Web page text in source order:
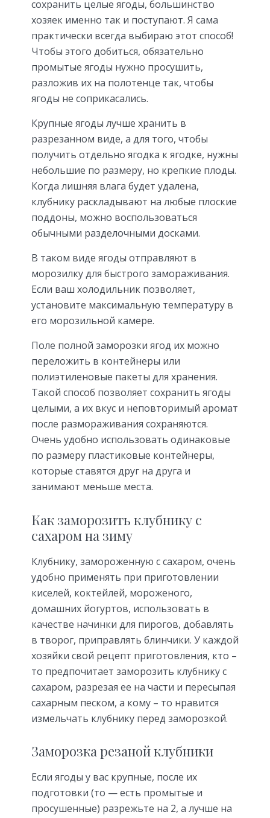
сохранить целые ягоды, большинство
хозяек именно так и поступают. Я сама
практически всегда выбираю этот способ!
Чтобы этого добиться, обязательно
промытые ягоды нужно просушить,
разложив их на полотенце так, чтобы
ягоды не соприкасались.
Крупные ягоды лучше хранить в
разрезанном виде, а для того, чтобы
получить отдельно ягодка к ягодке, нужны
небольшие по размеру, но крепкие плоды.
Когда лишняя влага будет удалена,
клубнику раскладывают на любые плоские
поддоны, можно воспользоваться
обычными разделочными досками.
В таком виде ягоды отправляют в
морозилку для быстрого замораживания.
Если ваш холодильник позволяет,
установите максимальную температуру в
его морозильной камере.
Поле полной заморозки ягод их можно
переложить в контейнеры или
полиэтиленовые пакеты для хранения.
Такой способ позволяет сохранить ягоды
целыми, а их вкус и неповторимый аромат
после размораживания сохраняются.
Очень удобно использовать одинаковые
по размеру пластиковые контейнеры,
которые ставятся друг на друга и
занимают меньше места.
Как заморозить клубнику с
сахаром на зиму
Клубнику, замороженную с сахаром, очень
удобно применять при приготовлении
киселей, коктейлей, мороженого,
домашних йогуртов, использовать в
качестве начинки для пирогов, добавлять
в творог, приправлять блинчики. У каждой
хозяйки свой рецепт приготовления, кто –
то предпочитает заморозить клубнику с
сахаром, разрезая ее на части и пересыпая
сахарным песком, а кому – то нравится
измельчать клубнику перед заморозкой.
Заморозка резаной клубники
Если ягоды у вас крупные, после их
подготовки (то — есть промытые и
просушенные) разрежьте на 2, а лучше на